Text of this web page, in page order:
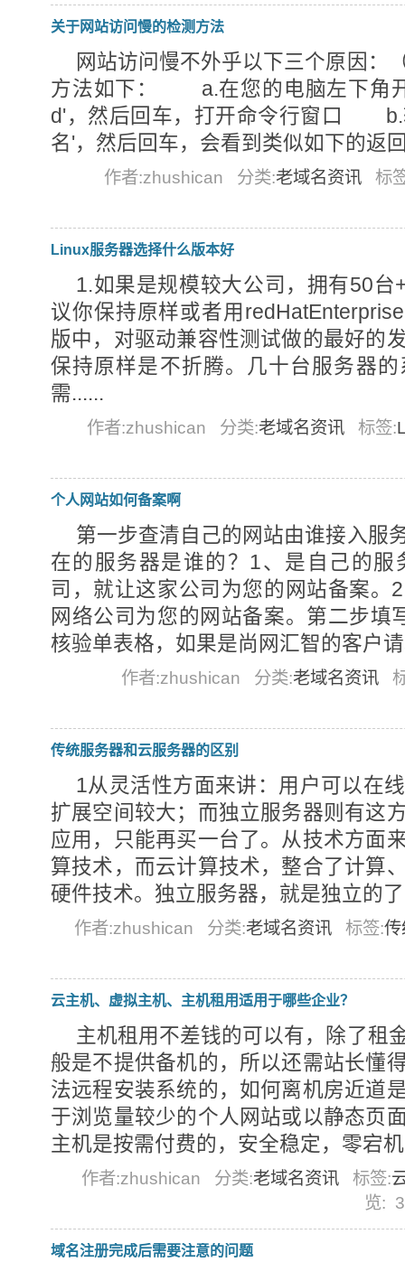
关于网站访问慢的检测方法
网站访问慢不外乎以下三个原因：
方法如下： a.在您的电脑左下角
d'，然后回车，打开命令行窗口 b.
名'，然后回车，会看到类似如下的返
作者:zhushican 分类:老域名资讯 标
Linux服务器选择什么版本好
1.如果是规模较大公司，拥有50
议你保持原样或者用
版中，对驱动兼容性测试做的最好的
保持原样是不折腾。几十台服务器
需......
作者:zhushican 分类:老域名资讯 标签:
个人网站如何备案啊
第一步查清自己的网站由谁接入服
在的服务器是谁的？1、是自己的
司，就让这家公司为您的网站备案。
网络公司为您的网站备案。第二步填
核验单表格，如果是尚网汇智的客户
作者:zhushican 分类:老域名资讯
传统服务器和云服务器的区别
1从灵活性方面来讲：用户可以在
扩展空间较大；而独立服务器则有这
应用，只能再买一台了。从技术方面
算技术，而云计算技术，整合了计算
硬件技术。独立服务器，就是独立的
作者:zhushican 分类:老域名资讯 标签:传
云主机、虚拟主机、主机租用适用于哪些企业？
主机租用不差钱的可以有，除了租
般是不提供备机的，所以还需站长懂
法远程安装系统的，如何离机房近道
于浏览量较少的个人网站或以静态页
主机是按需付费的，安全稳定，零宕
作者:zhushican 分类:老域名资讯 标签:
览:
域名注册完成后需要注意的问题